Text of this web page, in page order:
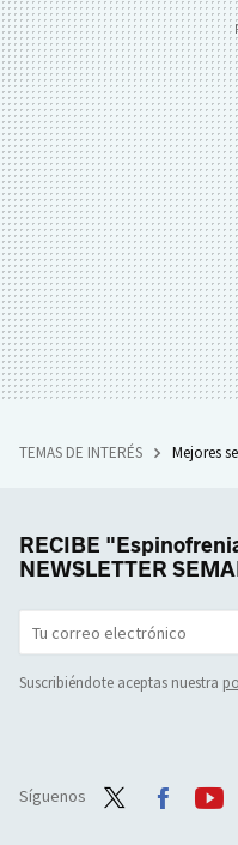
TEMAS DE INTERÉS Mejores
RECIBE
NEWSLETTER
Suscribiéndote aceptas nuestra
Síguenos